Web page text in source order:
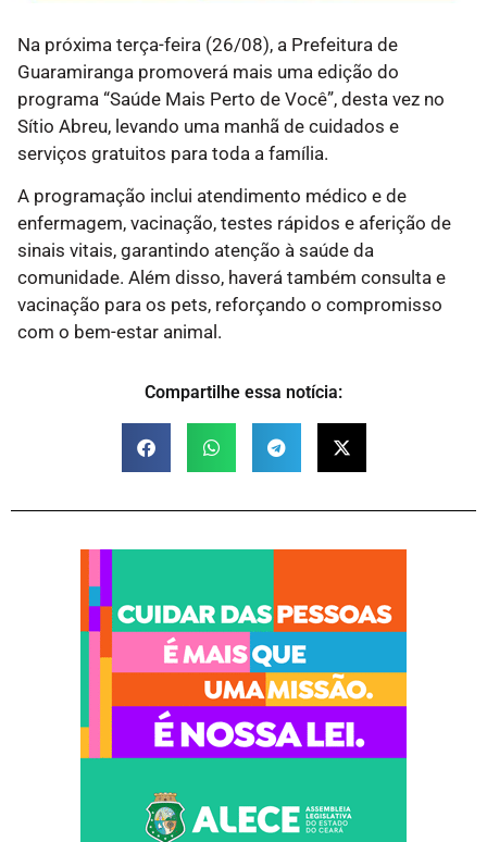
Na próxima terça-feira (26/08), a Prefeitura de
Guaramiranga promoverá mais uma edição do
programa “Saúde Mais Perto de Você”, desta vez no
Sítio Abreu, levando uma manhã de cuidados e
serviços gratuitos para toda a família.
A programação inclui atendimento médico e de
enfermagem, vacinação, testes rápidos e aferição de
sinais vitais, garantindo atenção à saúde da
comunidade. Além disso, haverá também consulta e
vacinação para os pets, reforçando o compromisso
com o bem-estar animal.
Compartilhe essa notícia: